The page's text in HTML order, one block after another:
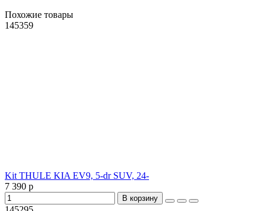
Похожие товары
145359
Kit THULE KIA EV9, 5-dr SUV, 24-
7 390 р
В корзину